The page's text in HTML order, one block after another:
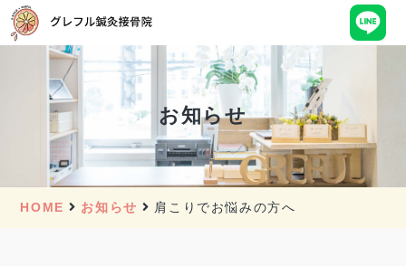
お知らせ
HOME お知らせ 肩こりでお悩みの方へ